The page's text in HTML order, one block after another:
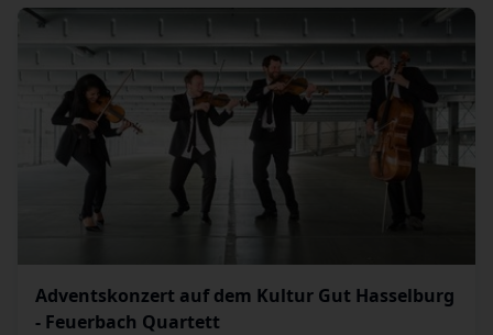
Adventskonzert auf dem Kultur Gut Hasselburg
- Feuerbach Quartett